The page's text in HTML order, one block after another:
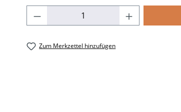
Produkt Anzahl: Gib den
Zum Merkzettel hinzufügen